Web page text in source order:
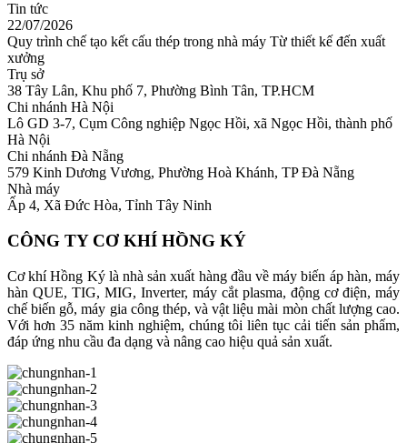
Tin tức
22/07/2026
Quy trình chế tạo kết cấu thép trong nhà máy Từ thiết kế đến xuất
xưởng
Trụ sở
38 Tây Lân, Khu phố 7, Phường Bình Tân, TP.HCM
Chi nhánh Hà Nội
Lô GD 3-7, Cụm Công nghiệp Ngọc Hồi, xã Ngọc Hồi, thành phố
Hà Nội
Chi nhánh Đà Nẵng
579 Kinh Dương Vương, Phường Hoà Khánh, TP Đà Nẵng
Nhà máy
Ấp 4, Xã Đức Hòa, Tỉnh Tây Ninh
CÔNG TY CƠ KHÍ HỒNG KÝ
Cơ khí Hồng Ký là nhà sản xuất hàng đầu về máy biến áp hàn, máy
hàn QUE, TIG, MIG, Inverter, máy cắt plasma, động cơ điện, máy
chế biến gỗ, máy gia công thép, và vật liệu mài mòn chất lượng cao.
Với hơn 35 năm kinh nghiệm, chúng tôi liên tục cải tiến sản phẩm,
đáp ứng nhu cầu đa dạng và nâng cao hiệu quả sản xuất.